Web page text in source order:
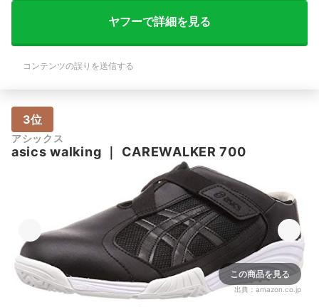
ヤフーで詳細を見る
コンテンツの誤りを送信する
3位
アシックス
asics walking ｜ CAREWALKER 700
この商品を見る
出典： amazon.co.jp